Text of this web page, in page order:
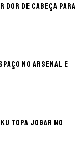
dor de cabeça para
no Arsenal e
topa jogar no